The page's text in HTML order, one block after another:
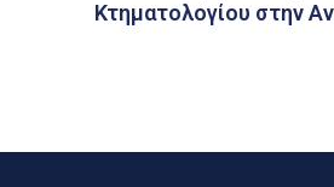
Κτηματολογίου στην